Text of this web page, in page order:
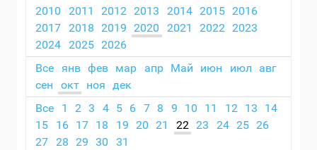
2010
2011 2012 2013 2014 2015 2016
2017
2018 2019 2020 2021 2022 2023
2024
2025
2026
Все янв фев мар апр Май июн июл
авг
сен
окт ноя дек
Все
1 2 3 4 5 6 7 8 9 10 11 12 13
14
15
16 17 18 19 20 21 22 23 24 25 26
27
28 29 30 31